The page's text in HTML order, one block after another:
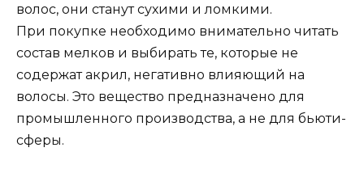
волос, они станут сухими и ломкими.
При покупке необходимо внимательно читать
состав мелков и выбирать те, которые не
содержат акрил, негативно влияющий на
волосы. Это вещество предназначено для
промышленного производства, а не для бьюти-
сферы.